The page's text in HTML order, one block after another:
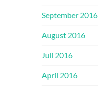
September 2016
August 2016
Juli 2016
April 2016